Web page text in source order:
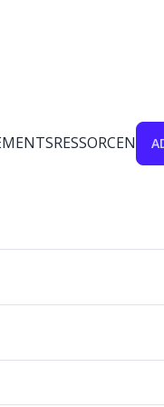
RESSORCEN